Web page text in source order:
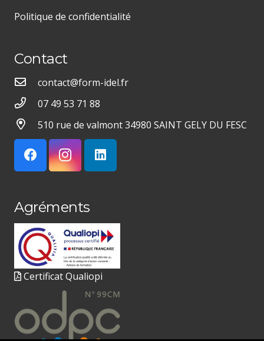
Politique de confidentialité
Contact
contact@form-idel.fr
07 49 53 71 88
510 rue de valmont 34980 SAINT GELY DU FESC
Agréments
Certificat Qualiopi